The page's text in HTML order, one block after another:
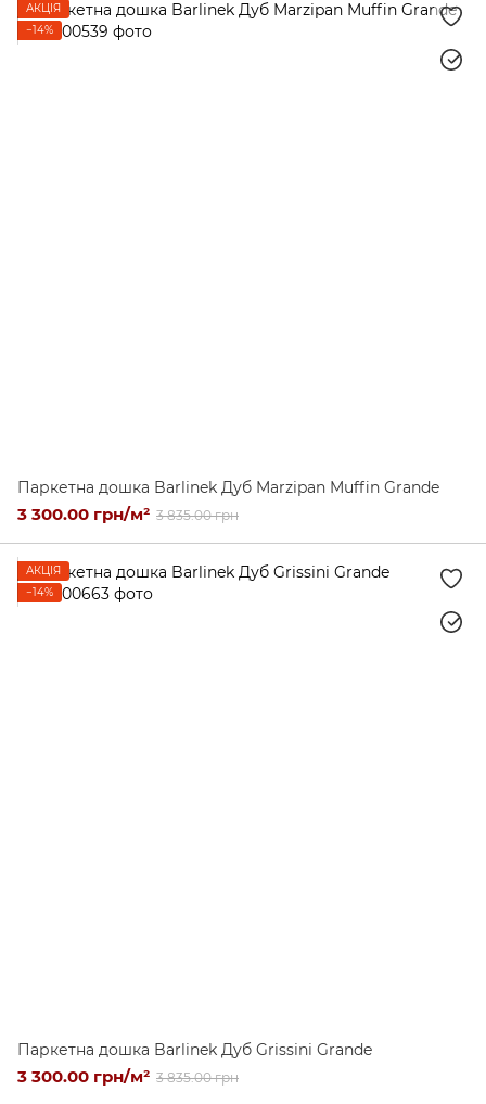
АКЦІЯ
−14%
Паркетна дошка Barlinek Дуб Marzipan Muffin Grande
3 300.00 грн/м² 3 835.00 грн
АКЦІЯ
−14%
Паркетна дошка Barlinek Дуб Grissini Grande
3 300.00 грн/м² 3 835.00 грн